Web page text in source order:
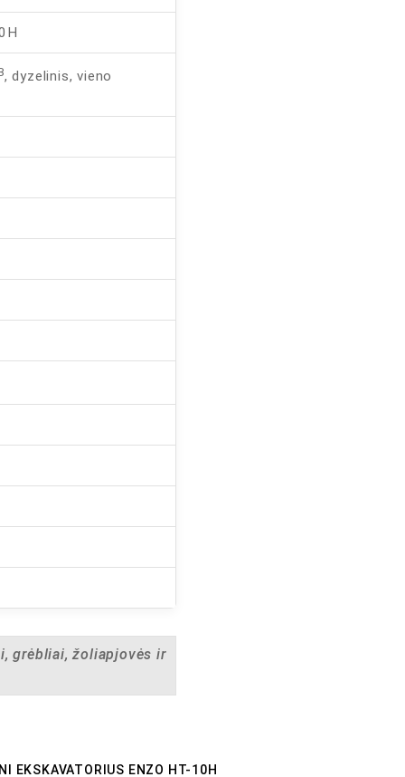
, dyzelinis, vieno
grėbliai, žoliapjovės ir
EKSKAVATORIUS ENZO HT-10H